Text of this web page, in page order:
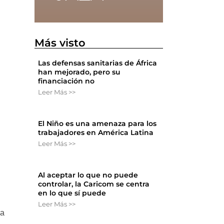
Más visto
Las defensas sanitarias de África
han mejorado, pero su
financiación no
Leer Más >>
El Niño es una amenaza para los
trabajadores en América Latina
Leer Más >>
Al aceptar lo que no puede
controlar, la Caricom se centra
en lo que sí puede
Leer Más >>